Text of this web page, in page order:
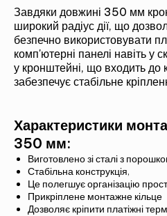
Завдяки довжині 350 мм
широкий радіус дії, що
безпечно використовувати
комп'ютерні панелі навіть у
у кронштейні, що входить до
забезпечує стабільне
Характеристики
350 мм:
Виготовлено зі сталі з
Стабільна конструкція,
Це полегшує організацію
Прикріплене монтажне кільце
Дозволяє кріпити платіжні